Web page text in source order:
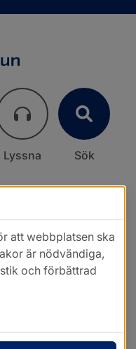
Lyssna Sök
att webbplatsen ska
är nödvändiga,
och förbättrad